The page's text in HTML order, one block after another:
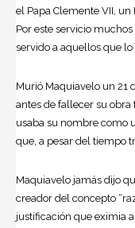
el Papa Clemente VII,
Por este servicio
servido a aquellos que
Murió Maquiavelo un 21
antes de fallecer su obra
usaba su nombre como
que, a pesar del tiempo
Maquiavelo jamás dijo
creador del concepto
justificación que eximia